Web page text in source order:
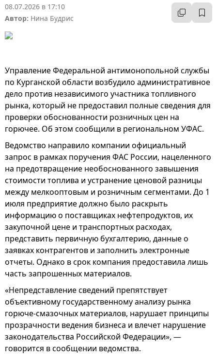
08.07.2026 в 17:10
Автор: Нина Будрис
Управление Федеральной антимонопольной службы
по Курганской области возбудило административное
дело против независимого участника топливного
рынка, который не предоставил полные сведения для
проверки обоснованности розничных цен на
горючее. Об этом сообщили в региональном УФАС.
Ведомство направило компании официальный
запрос в рамках поручения ФАС России, нацеленного
на предотвращение необоснованного завышения
стоимости топлива и устранение ценовой разницы
между мелкооптовым и розничным сегментами. До 1
июля предприятие должно было раскрыть
информацию о поставщиках нефтепродуктов, их
закупочной цене и транспортных расходах,
представить первичную бухгалтерию, данные о
заявках контрагентов и заполнить электронные
отчеты. Однако в срок компания предоставила лишь
часть запрошенных материалов.
«Непредставление сведений препятствует
объективному государственному анализу рынка
горюче-смазочных материалов, нарушает принципы
прозрачности ведения бизнеса и влечет нарушение
законодательства Российской Федерации», —
говорится в сообщении ведомства.